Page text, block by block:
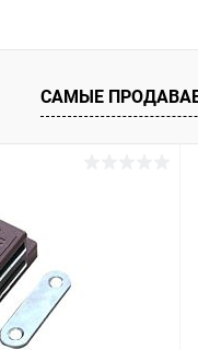
САМЫЕ